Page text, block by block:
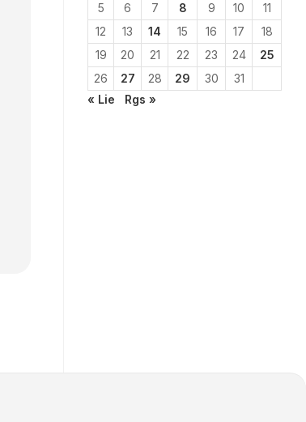
5
6 7 8 9 10
11
12
13 14 15 16 17
18
19
20 21 22 23 24
25
26
27 28 29 30
31
« Lie
Rgs »